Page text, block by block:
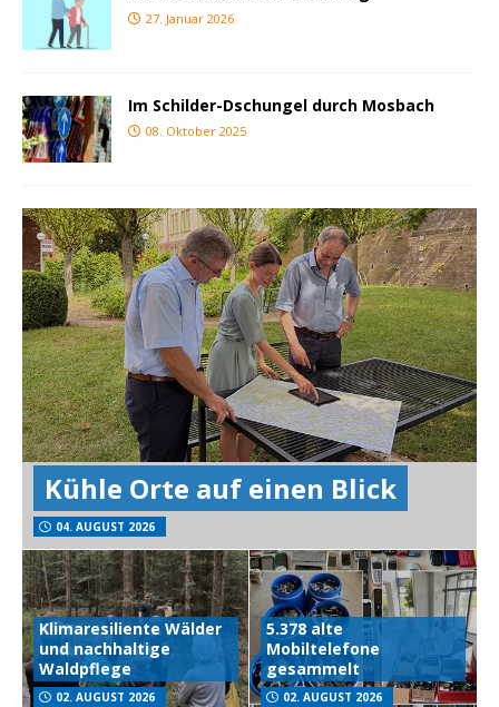
27. Januar 2026
Im Schilder-Dschungel durch Mosbach
08. Oktober 2025
Kühle Orte auf einen Blick
04. AUGUST 2026
Klimaresiliente Wälder
und nachhaltige
Waldpflege
02. AUGUST 2026
5.378 alte
Mobiltelefone
gesammelt
02. AUGUST 2026